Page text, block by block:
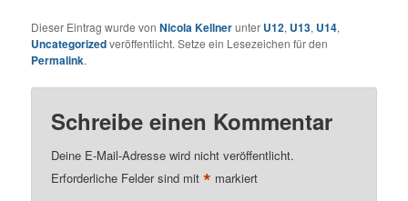
Dieser Eintrag wurde vonNicola Kellnerunter U12, U13, U14,
Uncategorizedveröffentlicht. Setze ein Lesezeichen für den
Permalink.
Schreibe einen Kommentar
Deine E-Mail-Adresse wird nicht veröffentlicht.
Erforderliche Felder sind mit* markiert